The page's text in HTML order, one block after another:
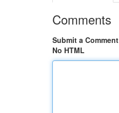
Comments
Submit a Comment
No HTML